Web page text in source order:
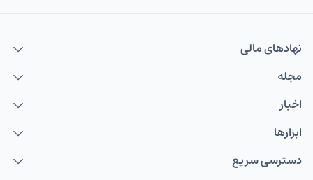
نهاد‌های مالی
مجله
اخبار
ابزارها
دسترسی سریع